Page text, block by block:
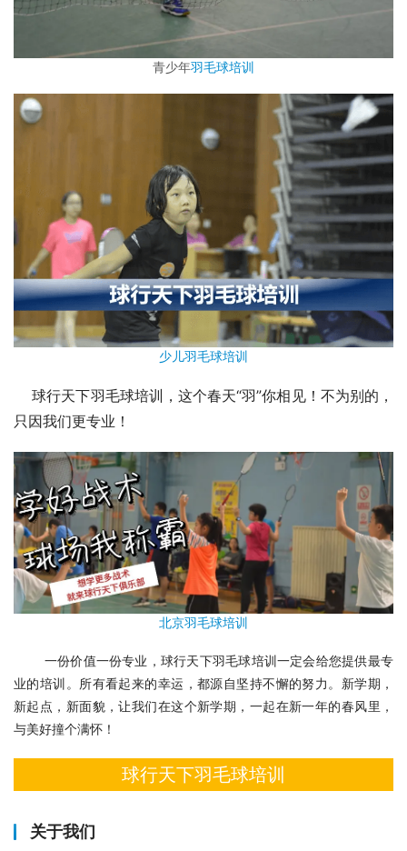
青少年羽毛球培训
少儿羽毛球培训
    球行天下羽毛球培训，这个春天“羽”你相见！不为别的，
只因我们更专业！
北京羽毛球培训
业的培训。所有看起来的幸运，都源自坚持不懈的努力。新学期，
新起点，新面貌，让我们在这个新学期，一起在新一年的春风里，
与美好撞个满怀！
球行天下羽毛球培训
关于我们